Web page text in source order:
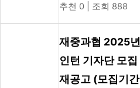
추천 0
조회 888
재중과협 2025년
인턴 기자단 모집
재공고 (모집기간